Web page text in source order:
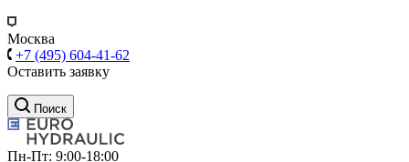
Москва
+7 (495) 604-41-62
Оставить заявку
Поиск
Пн-Пт: 9:00-18:00